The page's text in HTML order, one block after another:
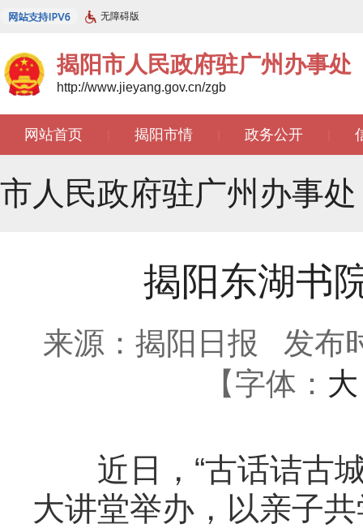
无障碍版
揭阳市人民政府驻广州办事处
http://www.jieyang.gov.cn/zgb
网站首页 揭阳市情 政务公开
文苑天地
市人民政府驻广州办事处
揭阳东湖书
来源：揭阳日报
发布
【字体： 大
近日，“古话诘古城
大讲堂举办，以亲子